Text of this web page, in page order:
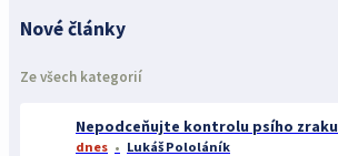
Nové články
Ze všech kategorií
Nepodceňujte kontrolu psího zraku
dnes Lukáš Pololáník